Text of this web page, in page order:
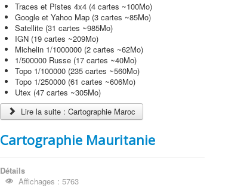
Traces et Pistes 4x4 (4 cartes ~100Mo)
Google et Yahoo Map (3 cartes ~85Mo)
Satellite (31 cartes ~985Mo)
IGN (19 cartes ~209Mo)
Michelin 1/1000000 (2 cartes ~62Mo)
1/500000 Russe (17 cartes ~40Mo)
Topo 1/100000 (235 cartes ~560Mo)
Topo 1/250000 (61 cartes ~606Mo)
Utex (47 cartes ~305Mo)
Lire la suite : Cartographie Maroc
Cartographie Mauritanie
Détails
Affichages : 5763